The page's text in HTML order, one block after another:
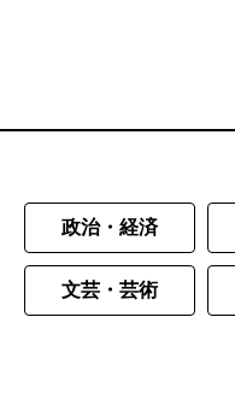
政治・経済
文芸・芸術